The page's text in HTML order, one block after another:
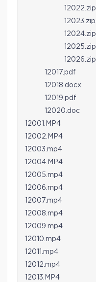
12022.zip
12023.zip
12024.zip
12025.zip
12026.zip
12017.pdf
12018.docx
12019.pdf
12020.doc
12001.MP4
12002.MP4
12003.mp4
12004.MP4
12005.mp4
12006.mp4
12007.mp4
12008.mp4
12009.mp4
12010.mp4
12011.mp4
12012.mp4
12013.MP4